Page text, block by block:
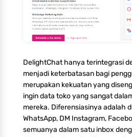
DelightChat hanya terintegrasi
menjadi keterbatasan bagi
merupakan kekuatan yang
ingin data toko yang sangat
mereka. Diferensiasinya adalah
WhatsApp, DM Instagram,
semuanya dalam satu inbox